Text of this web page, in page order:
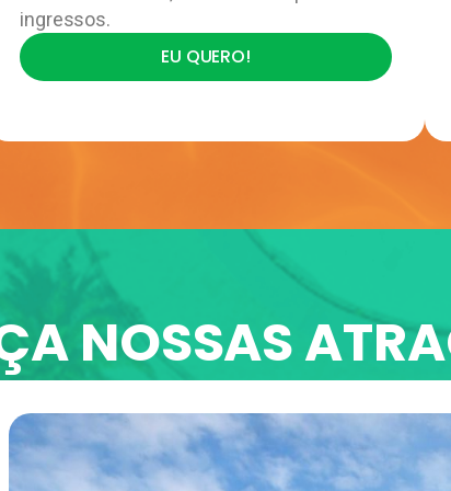
ingressos.
EU QUERO!
NOSSAS